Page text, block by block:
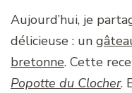
Aujourd’hui, je
délicieuse : un
bretonne. Cette
Popotte du Clocher.